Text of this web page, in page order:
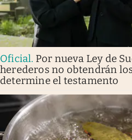
Oficial. Por nueva Ley de
herederos no obtendrán
determine el testamento